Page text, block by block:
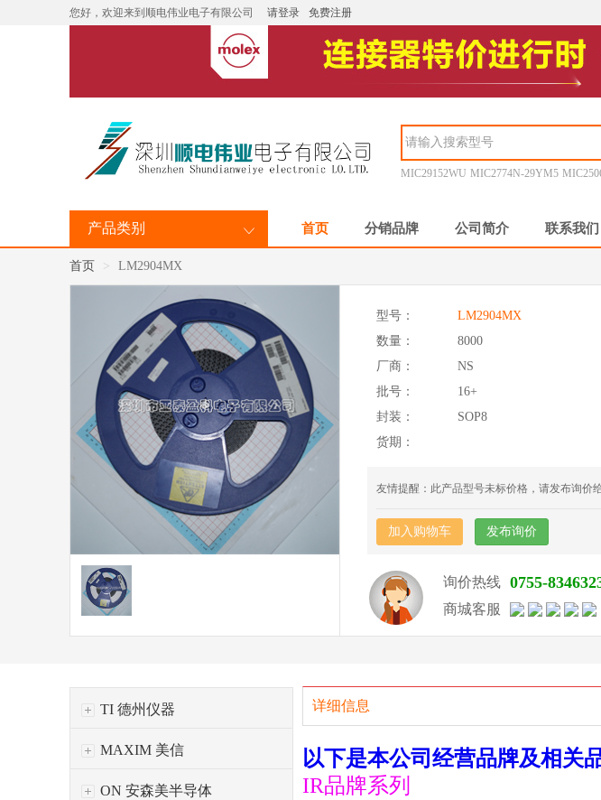
您好，欢迎来到顺电伟业电子有限公司 请登录 免费注册
MIC29152WU MIC2774N-29YM5
产品类别 首页 分销品牌 公司简介 联系我们
首页 LM2904MX
型号：
LM2904MX
数量：
8000
厂商：
NS
批号：
16+
封装：
SOP8
货期：
友情提醒：此产品型号未标价格，请发布询价给
加入购物车 发布询价
询价热线 0755-
商城客服
TI 德州仪器
MAXIM 美信
ON 安森美半导体
详细信息
以下是本公司经营品牌及相关
IR品牌系列